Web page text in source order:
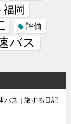
福岡
評価
バス
バス | 旅する日記